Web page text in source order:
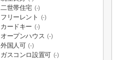
二世帯住宅 (-)
フリーレント (-)
カードキー (-)
オープンハウス (-)
外国人可 (-)
ガスコンロ設置可 (-)